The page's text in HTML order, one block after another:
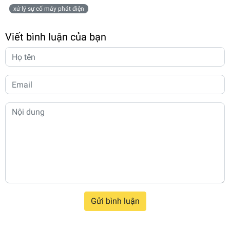
xử lý sự cố máy phát điện
Viết bình luận của bạn
Gửi bình luận